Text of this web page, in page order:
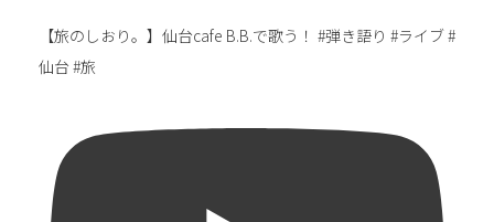
【旅のしおり。】仙台cafe B.B.で歌う！ #弾き語り #ライブ #
仙台 #旅